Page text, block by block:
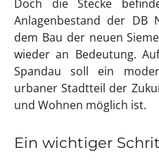
Doch die Stecke
Anlagenbestand der DB
dem Bau der neuen
wieder an Bedeutung.
Spandau soll ein
urbaner Stadtteil der
und Wohnen möglich ist.
Ein wichtiger